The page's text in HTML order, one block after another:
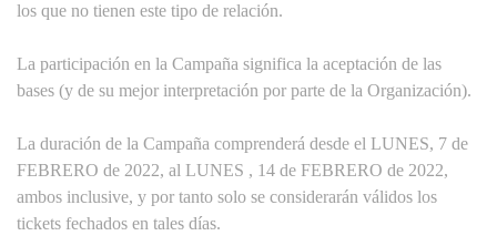
los que no tienen este tipo de relación.
La participación en la Campaña significa la aceptación de las
bases (y de su mejor interpretación por parte de la Organización).
La duración de la Campaña comprenderá desde el LUNES, 7 de
FEBRERO de 2022, al LUNES , 14 de FEBRERO de 2022,
ambos inclusive, y por tanto solo se considerarán válidos los
tickets fechados en tales días.